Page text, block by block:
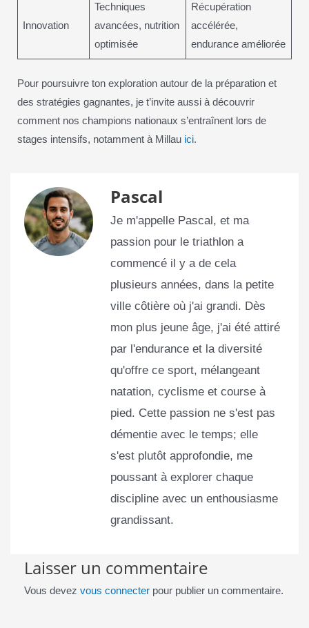
Innovation
Techniques
avancées, nutrition
optimisée
Récupération
accélérée,
endurance améliorée
Pour poursuivre ton exploration autour de la préparation et
des stratégies gagnantes, je t’invite aussi à découvrir
comment nos champions nationaux s’entraînent lors de
stages intensifs, notamment à Millau ici.
Pascal
Je m'appelle Pascal, et ma
passion pour le triathlon a
commencé il y a de cela
plusieurs années, dans la petite
ville côtière où j'ai grandi. Dès
mon plus jeune âge, j'ai été attiré
par l'endurance et la diversité
qu'offre ce sport, mélangeant
natation, cyclisme et course à
pied. Cette passion ne s'est pas
démentie avec le temps; elle
s'est plutôt approfondie, me
poussant à explorer chaque
discipline avec un enthousiasme
grandissant.
Laisser un commentaire
Vous devez vous connecterpour publier un commentaire.